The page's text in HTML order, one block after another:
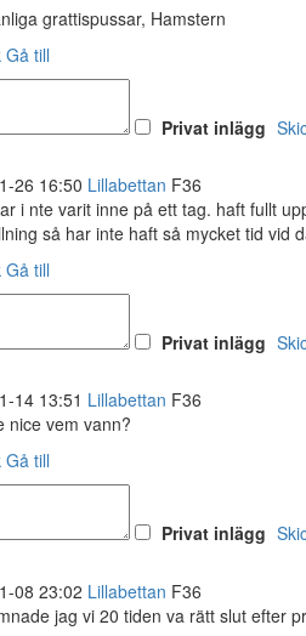
grattispussar, Hamstern
Gå till
Privat inlägg
26 16:50 Lillabettan F36
i nte varit inne på ett tag. haft fullt
så har inte haft så mycket tid vid
Gå till
Privat inlägg
14 13:51 Lillabettan F36
nice vem vann?
Gå till
Privat inlägg
08 23:02 Lillabettan F36
jag vi 20 tiden va rätt slut efter